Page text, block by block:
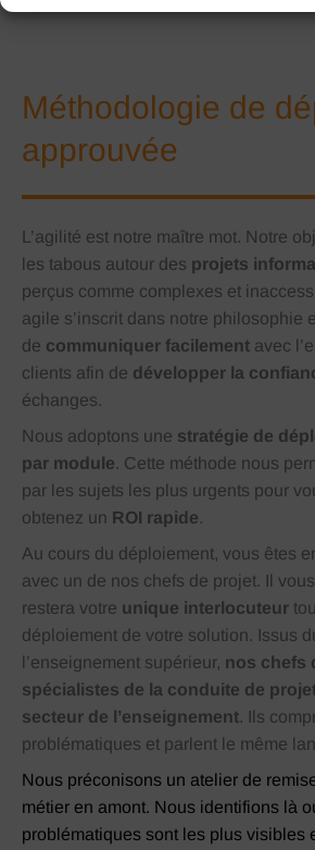
Méthodologie de
approuvée
L’agilité est notre maître mot. Notre
les tabous autour des projets
perçus comme complexes et
agile s’inscrit dans notre philosophie
de communiquer facilement avec
clients afin de développer la
échanges.
Nous adoptons une stratégie de
par module. Cette méthode nous
par les sujets les plus urgents pour
obtenez un ROI rapide.
Au cours du déploiement, vous êtes
avec un de nos chefs de projet. Il
restera votre unique interlocuteur
déploiement de votre solution. Issus
l’enseignement supérieur, nos chefs
spécialistes de la conduite de
secteur de l’enseignement. Ils
problématiques et parlent le même
Nous préconisons un atelier de
métier en amont. Nous identifions là
problématiques sont les plus visibles